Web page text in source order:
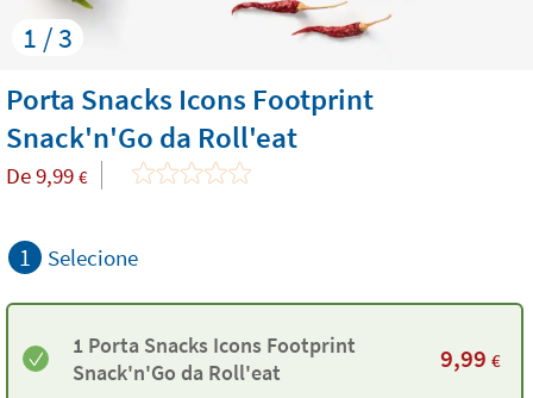
1 / 3
Porta Snacks Icons Footprint
Snack'n'Go da Roll'eat
De9,99 €
1 Selecione
1 Porta Snacks Icons Footprint
Snack'n'Go da Roll'eat
9,99 €